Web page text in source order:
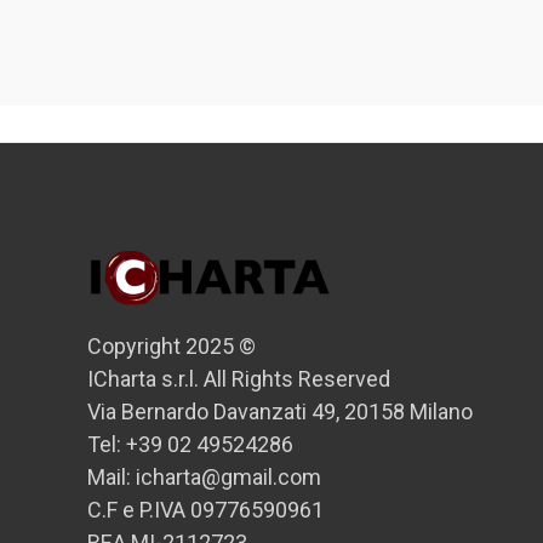
Copyright 2025 ©
ICharta s.r.l. All Rights Reserved
Via Bernardo Davanzati 49, 20158 Milano
Tel: +39 02 49524286
Mail: icharta@gmail.com
C.F e P.IVA 09776590961